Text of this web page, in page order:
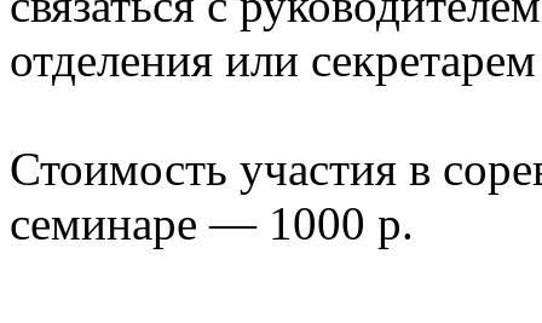
отделения или
Стоимость участия в
семинаре — 1000 р.